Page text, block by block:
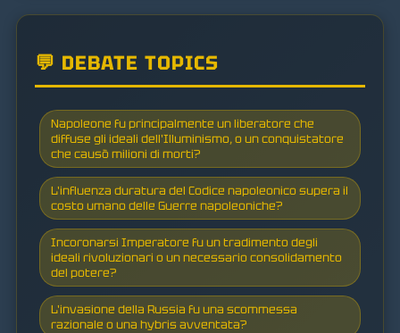
💬 DEBATE TOPICS
Napoleone fu principalmente un liberatore che
diffuse gli ideali dell'Illuminismo, o un conquistatore
che causò milioni di morti?
L'influenza duratura del Codice napoleonico supera il
costo umano delle Guerre napoleoniche?
Incoronarsi Imperatore fu un tradimento degli
ideali rivoluzionari o un necessario consolidamento
del potere?
L'invasione della Russia fu una scommessa
razionale o una hybris avventata?